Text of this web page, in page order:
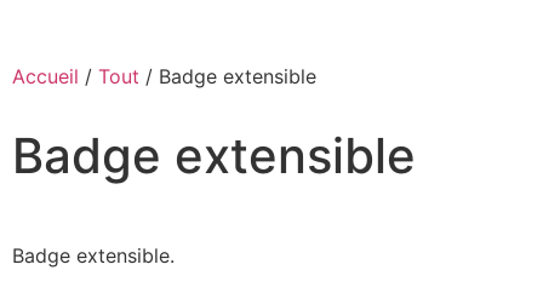
Accueil / Tout / Badge extensible
Badge extensible
Badge extensible.